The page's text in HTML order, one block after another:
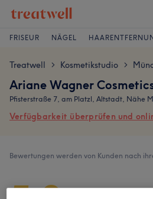
FRISEUR NÄGEL
Treatwell > Kosmetikstudio >
Ariane Wagner
Pfisterstraße 7, am Platzl, Altstadt, Nähe
Verfügbarkeit überprüfen und
Bewertungen werden von Kunden nach